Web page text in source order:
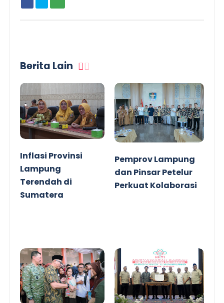
Berita Lain
Inflasi Provinsi
Lampung
Terendah di
Sumatera
Pemprov Lampung
dan Pinsar Petelur
Perkuat Kolaborasi